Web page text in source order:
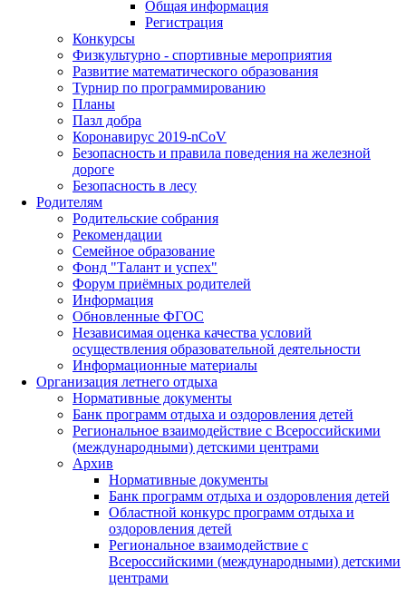
Общая информация
Регистрация
Конкурсы
Физкультурно - спортивные мероприятия
Развитие математического образования
Турнир по программированию
Планы
Пазл добра
Коронавирус 2019-nCoV
Безопасность и правила поведения на железной
дороге
Безопасность в лесу
Родителям
Родительские собрания
Рекомендации
Семейное образование
Фонд "Талант и успех"
Форум приёмных родителей
Информация
Обновленные ФГОС
Независимая оценка качества условий
осуществления образовательной деятельности
Информационные материалы
Организация летнего отдыха
Нормативные документы
Банк программ отдыха и оздоровления детей
Региональное взаимодействие с Всероссийскими
(международными) детскими центрами
Архив
Нормативные документы
Банк программ отдыха и оздоровления детей
Областной конкурс программ отдыха и
оздоровления детей
Региональное взаимодействие с
Всероссийскими (международными) детскими
центрами